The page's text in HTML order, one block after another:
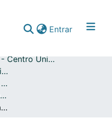
Entrar(current)
ULusófona - Centro Universitário do Porto
FPED - Faculdade de Psicologia, Educação e Desporto
FPED - Dissertações de Mestrado
Mestrado Em Psicologia Clínica e da Saúde
Uma revisão sistemática de avaliação das propriedades psicométricas da ISPCAN Child Abuse Screening Tools (ICAST)